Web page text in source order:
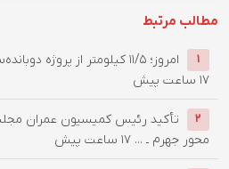
مطالب مرتبط
1
امروز؛ ۱۱/۵ کیلومتر از پروژه دوبانده‌سازی محور جهرم–لار زیر بار ...
17 ساعت پیش
2
تأکید رئیس کمیسیون عمران
محور جهرم ـ ... 17 ساعت پیش